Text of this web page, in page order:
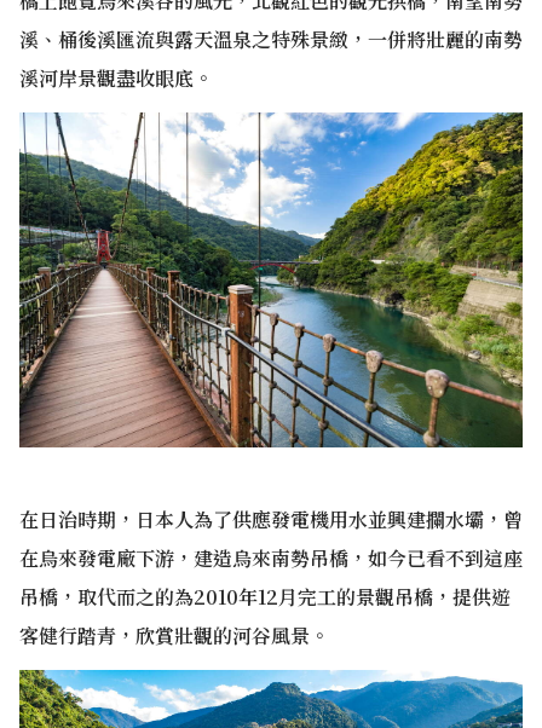
溪、桶後溪匯流與露天溫泉之特殊景緻，一併將壯麗的南勢
溪河岸景觀盡收眼底。
在日治時期，日本人為了供應發電機用水並興建攔水壩，曾
在烏來發電廠下游，建造烏來南勢吊橋，如今已看不到這座
吊橋，取代而之的為2010年12月完工的景觀吊橋，提供遊
客健行踏青，欣賞壯觀的河谷風景。